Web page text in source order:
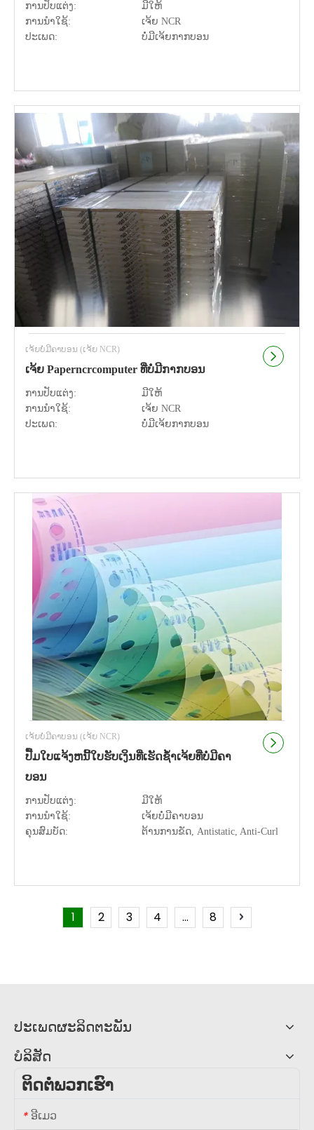
ການປັບແຕ່ງ:
ມີໃຫ້
ການນຳໃຊ້:
ເຈ້ຍ NCR
ປະເພດ:
ບໍ່ມີເຈ້ຍກາກບອນ
ເຈ້ຍບໍ່ມີຄາບອນ (ເຈ້ຍ NCR)
ເຈ້ຍ Paperncrcomputer ທີ່ບໍ່ມີກາກບອນ
ການປັບແຕ່ງ:
ມີໃຫ້
ການນຳໃຊ້:
ເຈ້ຍ NCR
ປະເພດ:
ບໍ່ມີເຈ້ຍກາກບອນ
ເຈ້ຍບໍ່ມີຄາບອນ (ເຈ້ຍ NCR)
ປື້ມໃບແຈ້ງຫນີ້ໃບຮັບເງິນທີ່ເຮັດຊ້ໍາເຈ້ຍທີ່ບໍ່ມີຄາ
ບອນ
ການປັບແຕ່ງ:
ມີໃຫ້
ການນຳໃຊ້:
ເຈ້ຍບໍ່ມີຄາບອນ
ຄຸນສົມບັດ:
ຕ້ານການຂັດ, Antistatic, Anti-Curl
1 2 3 4 ... 8
ປະເພດຜະລິດຕະພັນ
ບໍລິສັດ
ຕິດຕໍ່ພວກເຮົາ
* ອີເມວ